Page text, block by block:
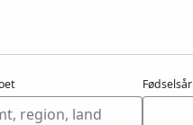
Fødselsår